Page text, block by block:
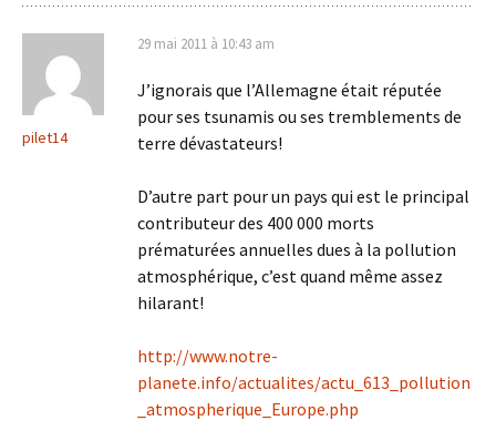
pilet14
29 mai 2011 à 10:43 am
J’ignorais que l’Allemagne était réputée
pour ses tsunamis ou ses tremblements de
terre dévastateurs!
D’autre part pour un pays qui est le principal
contributeur des 400 000 morts
prématurées annuelles dues à la pollution
atmosphérique, c’est quand même assez
hilarant!
http://www.notre-
planete.info/actualites/actu_613_pollution
_atmospherique_Europe.php